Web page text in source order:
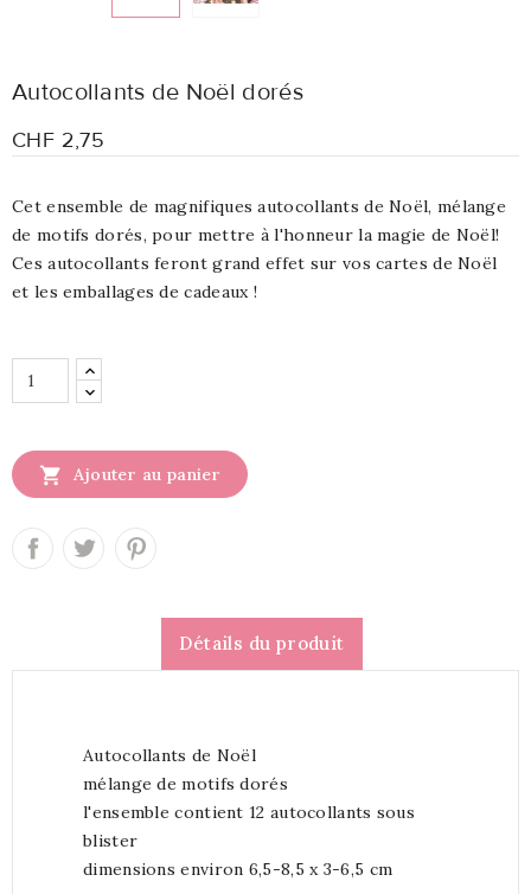
Autocollants de Noël dorés
CHF 2,75
Cet ensemble de magnifiques autocollants de Noël, mélange
de motifs dorés, pour mettre à l'honneur la magie de Noël!
Ces autocollants feront grand effet sur vos cartes de Noël
et les emballages de cadeaux !
 Ajouter au panier
Détails du produit
Autocollants de Noël
mélange de motifs dorés
l'ensemble contient 12 autocollants sous
blister
dimensions environ 6,5-8,5 x 3-6,5 cm